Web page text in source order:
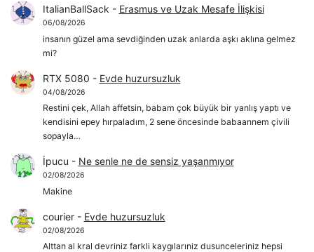
ItalianBallSack - Erasmus ve Uzak Mesafe İlişkisi
06/08/2026
insanın güzel ama sevdiğinden uzak anlarda aşkı aklına gelmez
mi?
RTX 5080 - Evde huzursuzluk
04/08/2026
Restini çek, Allah affetsin, babam çok büyük bir yanlış yaptı ve
kendisini epey hırpaladım, 2 sene öncesinde babaannem çivili
sopayla…
İpucu - Ne senle ne de sensiz yaşanmıyor
02/08/2026
Makine
courier- Evde huzursuzluk
02/08/2026
Alttan al kral devriniz farkli kaygılarıniz dusunceleriniz hepsi